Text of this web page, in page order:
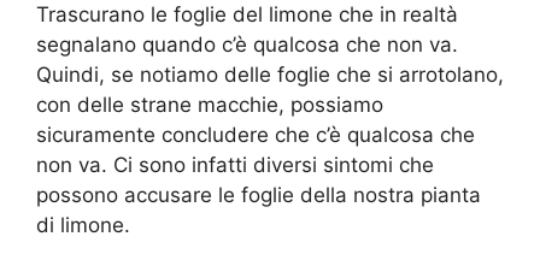
Trascurano le foglie del limone che in realtà
segnalano quando c’è qualcosa che non va.
Quindi, se notiamo delle foglie che si arrotolano,
con delle strane macchie, possiamo
sicuramente concludere che c’è qualcosa che
non va. Ci sono infatti diversi sintomi che
possono accusare le foglie della nostra pianta
di limone.